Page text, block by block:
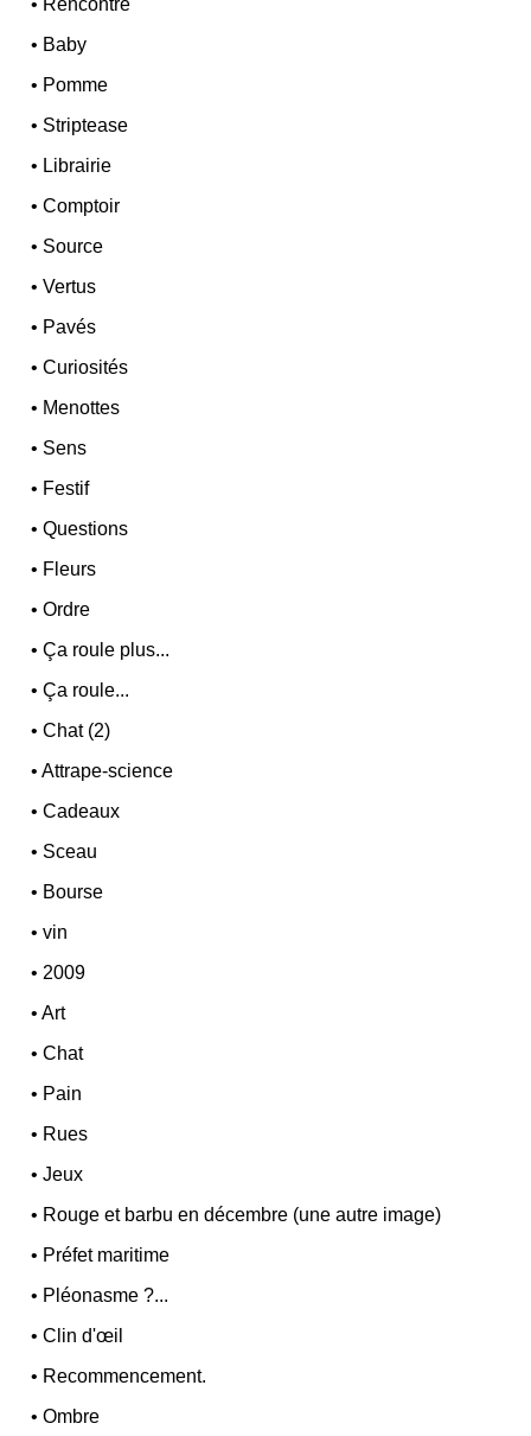
• Baby
• Pomme
• Striptease
• Librairie
•Comptoir
• Source
•Vertus
• Pavés
•Curiosités
• Menottes
• Sens
• Festif
•Questions
• Fleurs
•Ordre
•Ça roule plus...
•Ça roule...
•Chat (2)
•Attrape-science
•Cadeaux
• Sceau
• Bourse
•vin
• 2009
•Art
•Chat
• Pain
• Rues
•Jeux
• Rouge et barbu en décembre (une autre image)
• Préfet maritime
• Pléonasme ?...
•Clin d'œil
• Recommencement.
•Ombre